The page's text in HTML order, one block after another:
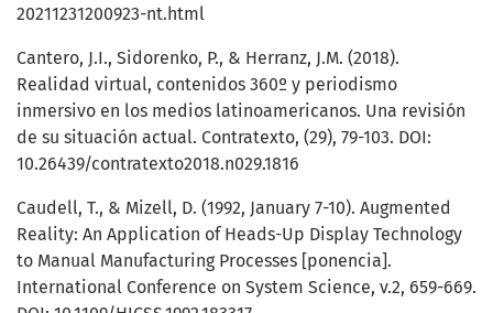
20211231200923-nt.html
Cantero, J.I., Sidorenko, P., & Herranz, J.M. (2018).
Realidad virtual, contenidos 360º y periodismo
inmersivo en los medios latinoamericanos. Una revisión
de su situación actual. Contratexto, (29), 79-103. DOI:
10.26439/contratexto2018.n029.1816
Caudell, T., & Mizell, D. (1992, January 7-10). Augmented
Reality: An Application of Heads-Up Display Technology
to Manual Manufacturing Processes [ponencia].
International Conference on System Science, v.2, 659-669.